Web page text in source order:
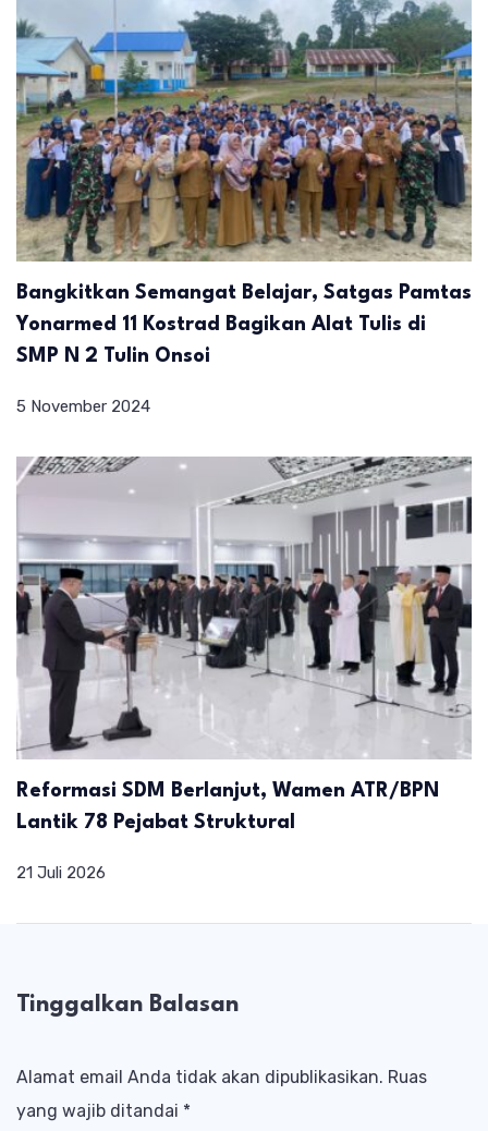
Bangkitkan Semangat Belajar, Satgas Pamtas
Yonarmed 11 Kostrad Bagikan Alat Tulis di
SMP N 2 Tulin Onsoi
5 November 2024
Reformasi SDM Berlanjut, Wamen ATR/BPN
Lantik 78 Pejabat Struktural
21 Juli 2026
Tinggalkan Balasan
Alamat email Anda tidak akan dipublikasikan. Ruas
yang wajib ditandai *